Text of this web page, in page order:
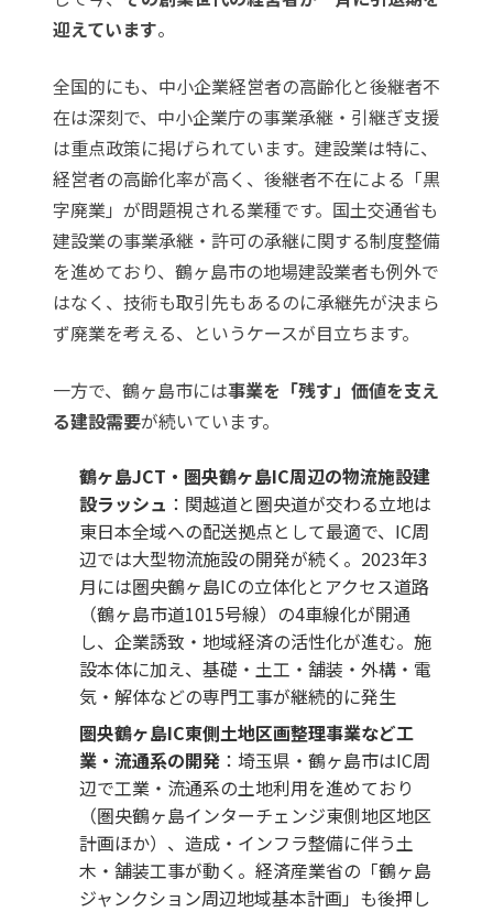
迎えています。
全国的にも、中小企業経営者の高齢化と後継者不
在は深刻で、 中小企業庁の事業承継・引継ぎ支援
は重点政策に掲げられています。建設業は特に、
経営者の高齢化率が高く、後継者不在による「黒
字廃業」が問題視される業種です。国土交通省も
建設業の事業承継・許可の承継に関する制度整備
を進めており、鶴ヶ島市の地場建設業者も例外で
はなく、技術も取引先もあるのに承継先が決まら
ず廃業を考える、というケースが目立ちます。
一方で、鶴ヶ島市には事業を「残す」価値を支え
る建設需要が続いています。
鶴ヶ島JCT・圏央鶴ヶ島IC周辺の物流施設建
設ラッシュ ：関越道と圏央道が交わる立地は
東日本全域への配送拠点として最適で、IC周
辺では大型物流施設の開発が続く。2023年3
月には圏央鶴ヶ島ICの立体化とアクセス道路
（鶴ヶ島市道1015号線）の4車線化が開通
し、企業誘致・地域経済の活性化が進む。施
設本体に加え、基礎・土工・舗装・外構・電
気・解体などの専門工事が継続的に発生
圏央鶴ヶ島IC東側土地区画整理事業など工
業・流通系の開発 ：埼玉県・鶴ヶ島市はIC周
辺で工業・流通系の土地利用を進めており
（圏央鶴ヶ島インターチェンジ東側地区地区
計画ほか）、造成・インフラ整備に伴う土
木・舗装工事が動く。経済産業省の「鶴ヶ島
ジャンクション周辺地域基本計画」も後押し